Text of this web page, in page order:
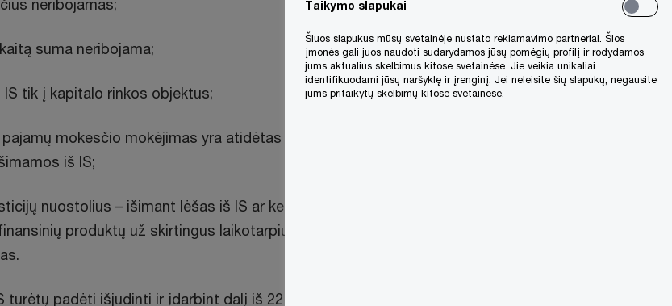
neribojamas;
suma neribojama;
tik į kapitalo rinkos objektus;
mokesčio mokėjimas yra atidėtas iki momento, kai
iš IS;
nuostolius – išimant lėšas iš IS ar kelių IS pajamos kaip ir
produktų už skirtingus laikotarpius bus sumuojami,
turėtų padėti išjudinti ir įdarbint dalį iš 22 milijardų eurų,
Taikymo slapukai
Šiuos slapukus mūsų svetainėje nustato reklamavimo partneriai. Šios
įmonės gali juos naudoti sudarydamos jūsų pomėgių profilį ir rodydamos
jums aktualius skelbimus kitose svetainėse. Jie veikia unikaliai
identifikuodami jūsų naršyklę ir įrenginį. Jei neleisite šių slapukų, negausite
jums pritaikytų skelbimų kitose svetainėse.